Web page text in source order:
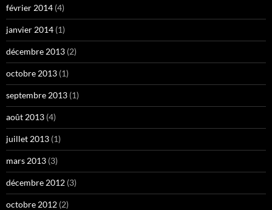
février 2014 (4)
janvier 2014 (1)
décembre 2013 (2)
octobre 2013 (1)
septembre 2013 (1)
août 2013 (4)
juillet 2013 (1)
mars 2013 (3)
décembre 2012 (3)
octobre 2012 (2)